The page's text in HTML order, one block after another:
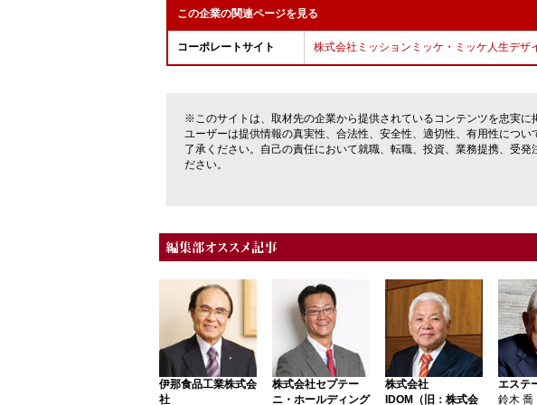
この企業の関連ページを見る
コーポレートサイト 株式会社ミッションミッケ・ミッケ人生デザ
※このサイトは、取材先の企業から提供されているコンテンツを忠実に
ユーザーは提供情報の真実性、合法性、安全性、適切性、有用性につ
了承ください。自己の責任において就職、転職、投資、業務提携、受
ださい。
伊那食品工業株式会
社
株式会社セプテー
ニ・ホールディング
株式会社
IDOM（旧：株式会
エステ
鈴木 喬